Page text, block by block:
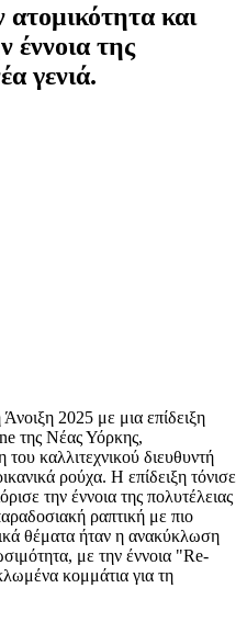
ατομικότητα και
έννοια της
γενιά.
2025 με μια επίδειξη
της Νέας Υόρκης,
καλλιτεχνικού διευθυντή
ρούχα. Η επίδειξη τόνισε
την έννοια της πολυτέλειας
ραπτική με πιο
θέματα ήταν η ανακύκλωση
με την έννοια "Re-
κομμάτια για τη